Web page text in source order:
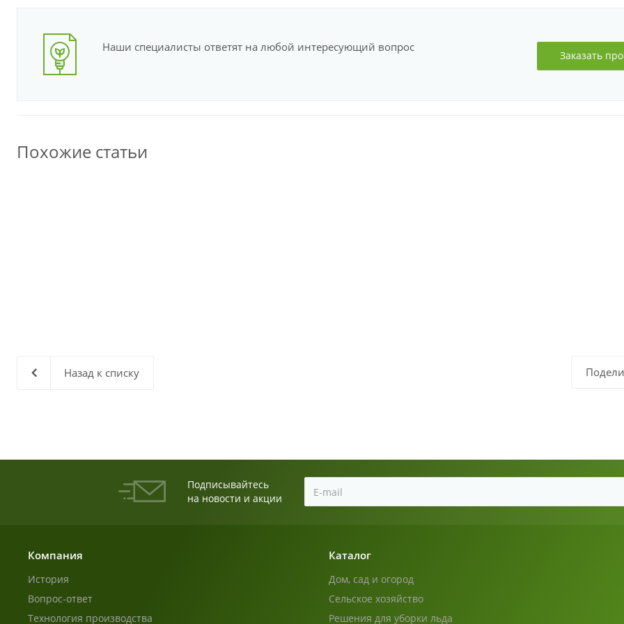
Наши специалисты ответят на любой интересующий вопрос
Заказать
Похожие статьи
Назад к списку
Подписывайтесь
на новости и акции
Компания
История
Вопрос-ответ
Технология производства
Каталог
Дом, сад и огород
Сельское хозяйство
Решения для уборки льда